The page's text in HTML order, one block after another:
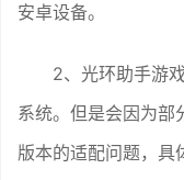
安卓设备。
2、光环助手游
系统。但是会因为部
版本的适配问题，具